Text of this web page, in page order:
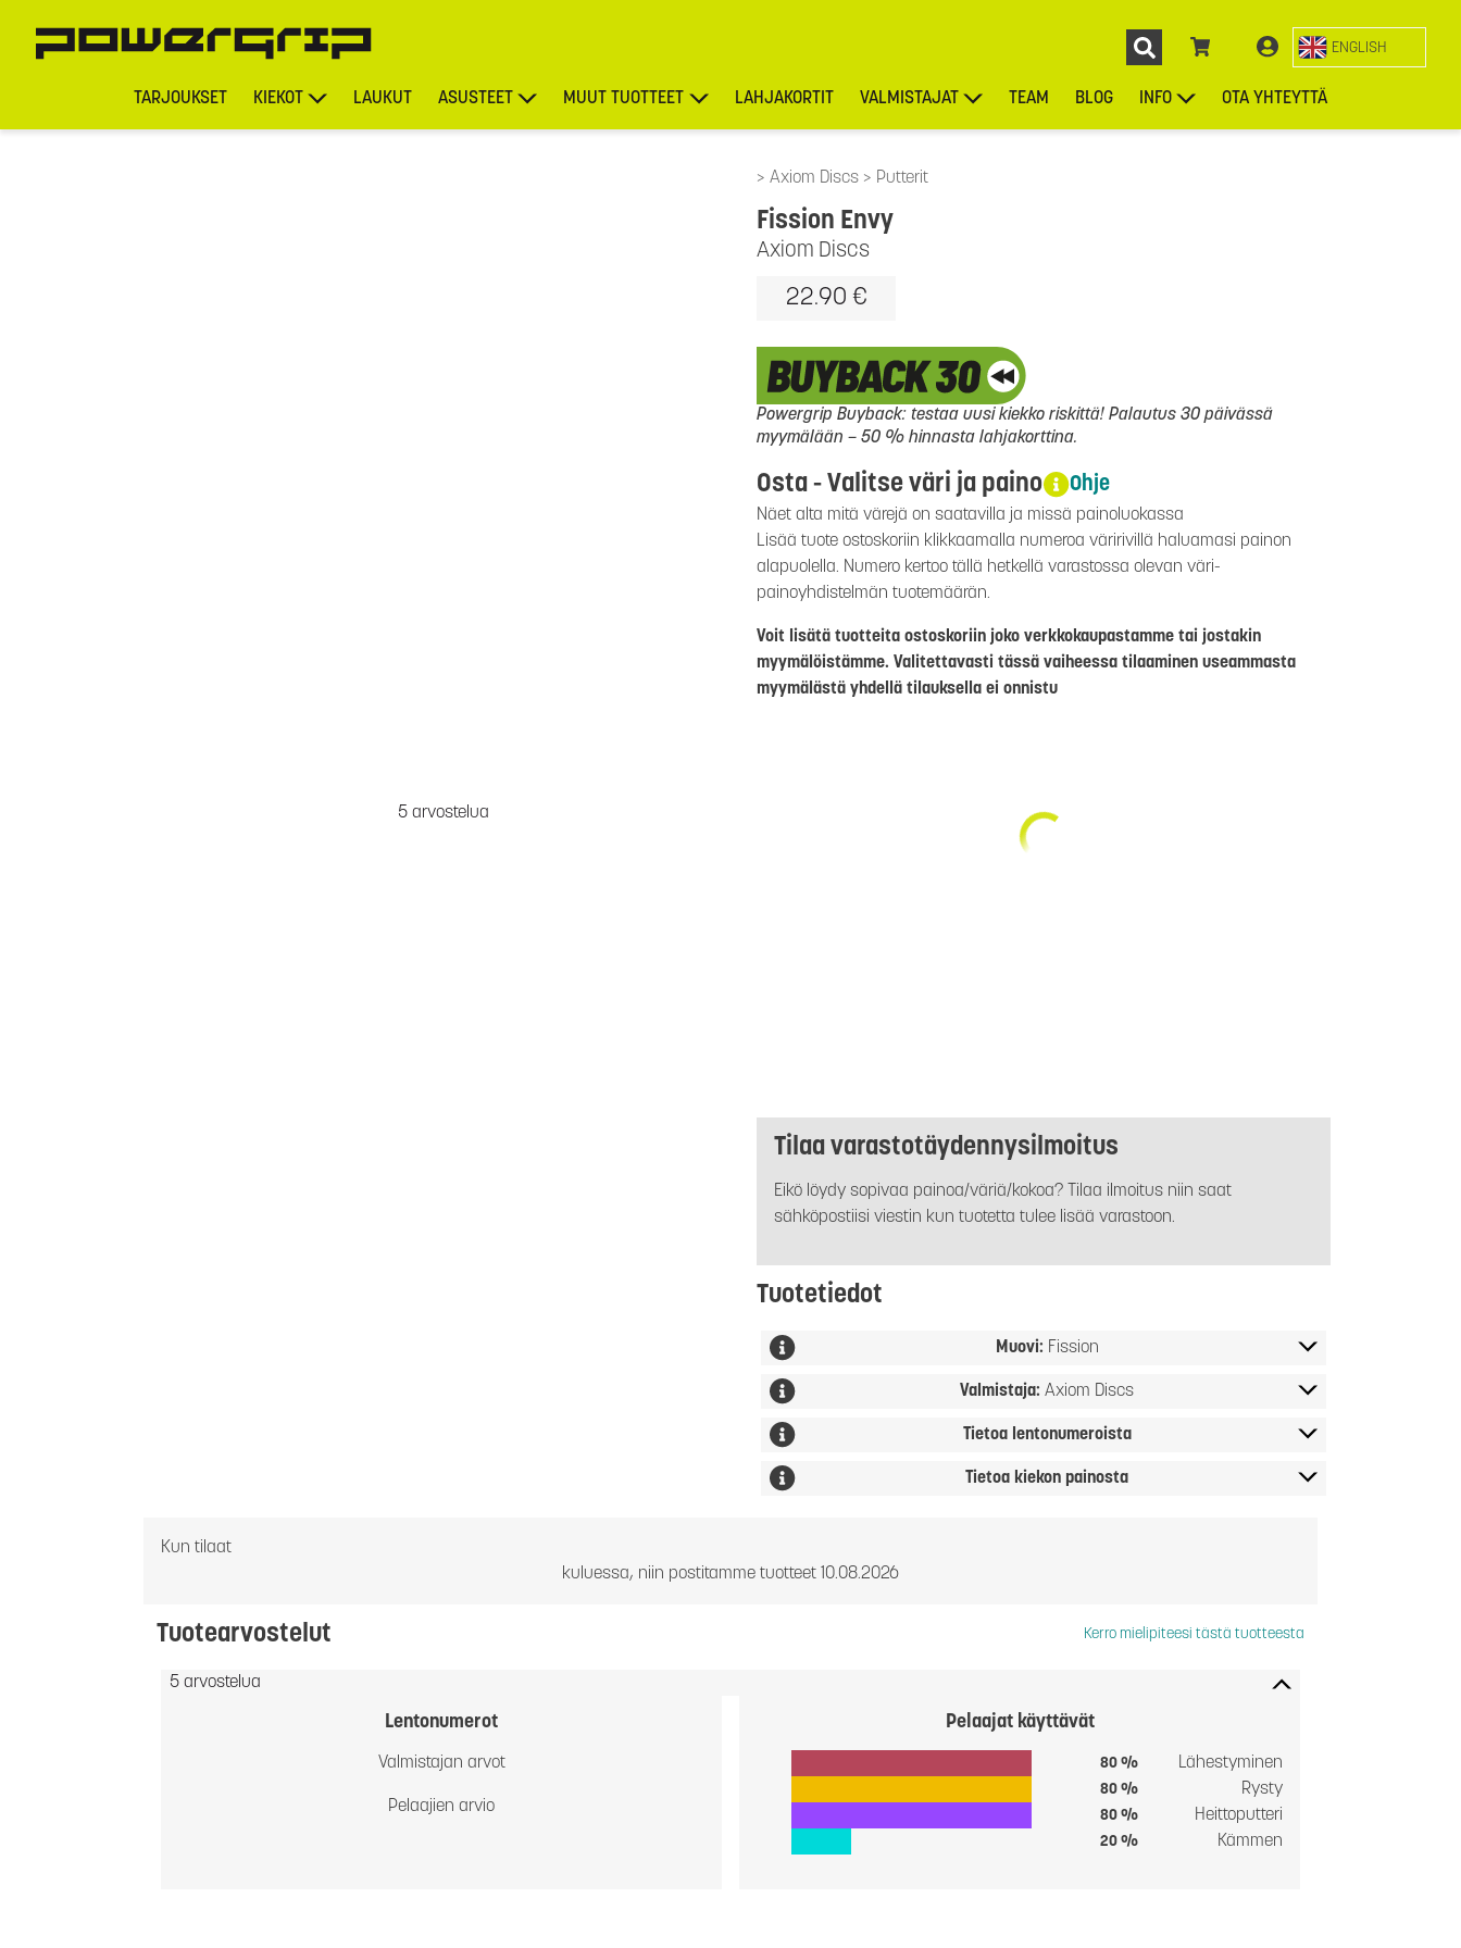
ENGLISH
TARJOUKSET KIEKOT LAUKUT ASUSTEET MUUT TUOTTEET LAHJAKORTIT VALMISTAJAT TEAM BLOG INFO OTA YHTEYTTÄ
Axiom Discs Putterit
5 arvostelua
Axiom Discs
Fission Envy
22.90 €
Powergrip Buyback: testaa uusi kiekko riskittä! Palautus 30 päivässä
myymälään – 50 % hinnasta lahjakorttina.
Osta - Valitse väri ja paino Ohje
Näet alta mitä värejä on saatavilla ja missä painoluokassa
Lisää tuote ostoskoriin klikkaamalla numeroa väririvillä haluamasi painon
alapuolella. Numero kertoo tällä hetkellä varastossa olevan väri-
painoyhdistelmän tuotemäärän.
Voit lisätä tuotteita ostoskoriin joko verkkokaupastamme tai jostakin
myymälöistämme. Valitettavasti tässä vaiheessa tilaaminen useammasta
myymälästä yhdellä tilauksella ei onnistu
Tilaa varastotäydennysilmoitus
Eikö löydy sopivaa painoa/väriä/kokoa? Tilaa ilmoitus niin saat
sähköpostiisi viestin kun tuotetta tulee lisää varastoon.
Tuotetiedot
Muovi: Fission
Valmistaja: Axiom Discs
Tietoa lentonumeroista
Tietoa kiekon painosta
Kun tilaat
kuluessa, niin postitamme tuotteet 10.08.2026
Tuotearvostelut Kerro mielipiteesi tästä tuotteesta
5 arvostelua
Lentonumerot
Valmistajan arvot
Pelaajien arvio
Pelaajat käyttävät
80 % Lähestyminen
80 % Rysty
80 % Heittoputteri
20 % Kämmen